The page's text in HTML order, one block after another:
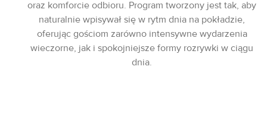
oraz komforcie odbioru. Program tworzony jest tak, aby
naturalnie wpisywał się w rytm dnia na pokładzie,
oferując gościom zarówno intensywne wydarzenia
wieczorne, jak i spokojniejsze formy rozrywki w ciągu
dnia.